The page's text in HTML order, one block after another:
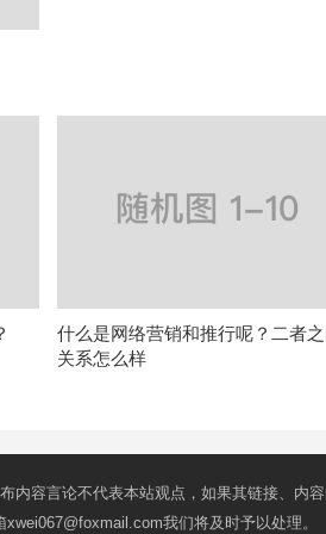
什么是网络营销和推行呢？二者之
关系怎么样
内容言论不代表本站观点，如果其链接、内
xwei067@foxmail.com我们将及时予以处理。